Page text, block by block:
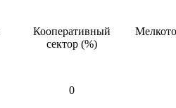
Кооперативный
сектор (%)
0